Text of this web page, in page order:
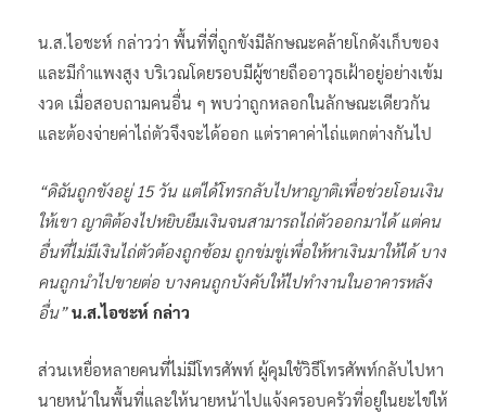
น.ส.ไอชะห์ กล่าวว่า พื้นที่ที่ถูกขังมีลักษณะคล้ายโกดังเก็บของ
และมีกำแพงสูง บริเวณโดยรอบมีผู้ชายถืออาวุธเฝ้าอยู่อย่างเข้ม
งวด เมื่อสอบถามคนอื่น ๆ พบว่าถูกหลอกในลักษณะเดียวกัน
และต้องจ่ายค่าไถ่ตัวจึงจะได้ออก แต่ราคาค่าไถ่แตกต่างกันไป
“ดิฉันถูกขังอยู่ 15 วัน แต่ได้โทรกลับไปหาญาติเพื่อช่วยโอนเงิน
ให้เขา ญาติต้องไปหยิบยืมเงินจนสามารถไถ่ตัวออกมาได้ แต่คน
อื่นที่ไม่มีเงินไถ่ตัวต้องถูกซ้อม ถูกข่มขู่เพื่อให้หาเงินมาให้ได้ บาง
คนถูกนำไปขายต่อ บางคนถูกบังคับให้ไปทำงานในอาคารหลัง
อื่น”น.ส.ไอชะห์ กล่าว
ส่วนเหยื่อหลายคนที่ไม่มีโทรศัพท์ ผู้คุมใช้วิธีโทรศัพท์กลับไปหา
นายหน้าในพื้นที่และให้นายหน้าไปแจ้งครอบครัวที่อยู่ในยะไข่ให้